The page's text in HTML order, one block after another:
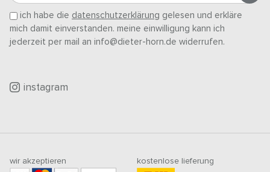
ich habe die datenschutzerklärung gelesen und erkläre
mich damit einverstanden. meine einwilligung kann ich
jederzeit per mail an info@dieter-horn.de widerrufen.
instagram
wir akzeptieren kostenlose lieferung